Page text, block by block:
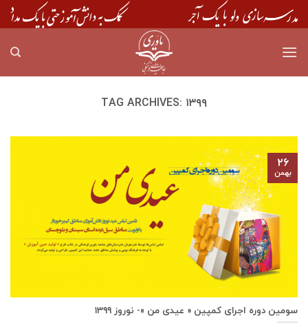
Skip
to
TAG ARCHIVES: ۱۳۹۹
سومین دوره اجرای کمپین « عیدی من »- نوروز ۱۳۹۹
۲۶
بهمن